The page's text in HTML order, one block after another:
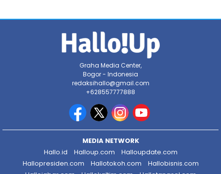
Graha Media Center,
Bogor - Indonesia
redaksihallo@gmail.com
+628557777888
MEDIA NETWORK
Hallo.id
Halloup.com
Halloupdate.com
Hallopresiden.com
Hallotokoh.com
Hallobisnis.com